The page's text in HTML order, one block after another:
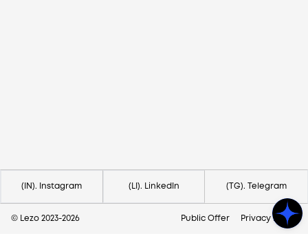
(IN). Instagram (LI). LinkedIn (TG). Telegram
© Lezo 2023-2026 Public Offer Privacy Policy